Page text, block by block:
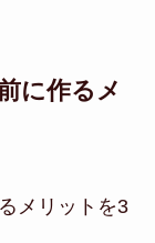
に作るメ
メリットを3